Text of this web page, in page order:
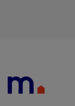
Verkocht